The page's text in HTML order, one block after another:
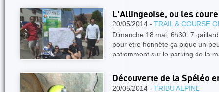
L'Allingeoise, ou les
20/05/2014 - TRAIL & COURSE
Dimanche 18 mai, 6h30. 7
pour etre honnête ça pique un
patiemment sur le parking de la
Découverte de la Spéléo
20/05/2014 - TRIBU ALPINE